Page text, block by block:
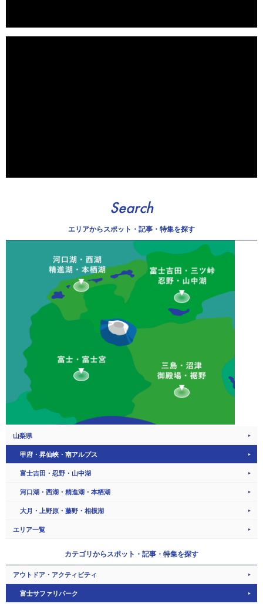
Search
エリアからスポット・記事・特集を探す
山梨県
甲府・昇仙峡・南アルプス
富士吉田・忍野・山中湖
河口湖・西湖・精進湖・本栖湖
大月・上野原・藤野・相模湖
エリア一覧
カテゴリからスポット・記事・特集を探す
アウトドア・アクティビティ
富士サファリパーク